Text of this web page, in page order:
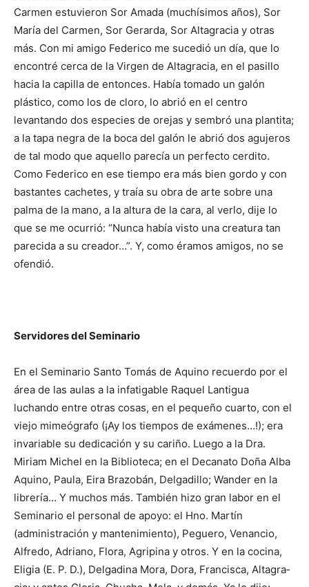
Carmen estuvieron Sor Amada (muchísimos años), Sor
María del Carmen, Sor Gerarda, Sor Altagracia y otras
más. Con mi amigo Federico me sucedió un día, que lo
encontré cerca de la Virgen de Altagracia, en el pasillo
hacia la capilla de entonces. Había tomado un galón
plástico, como los de cloro, lo abrió en el centro
levantando dos especies de orejas y sembró una plantita;
a la tapa negra de la boca del galón le abrió dos agujeros
de tal modo que aquello parecía un perfecto cerdito.
Como Federico en ese tiempo era más bien gordo y con
bastantes cachetes, y traía su obra de arte sobre una
palma de la mano, a la altura de la cara, al verlo, dije lo
que se me ocurrió: “Nunca había visto una creatura tan
parecida a su creador…”. Y, como éramos amigos, no se
ofendió.
Servidores del Seminario
En el Seminario Santo Tomás de Aquino recuerdo por el
área de las aulas a la infatigable Raquel Lantigua
luchando entre otras cosas, en el pequeño cuarto, con el
viejo mimeógrafo (¡Ay los tiempos de exámenes…!); era
invariable su dedicación y su cariño. Luego a la Dra.
Miriam Michel en la Bi­blio­teca; en el Decanato Doña Alba
Aquino, Paula, Eira Brazobán, Delgadillo; Wander en la
librería… Y muchos más. También hizo gran labor en el
Seminario el personal de apoyo: el Hno. Martín
(administra­ción y mantenimiento), Pe­guero, Venancio,
Alfredo, Adriano, Flora, Agripina y otros. Y en la cocina,
Eligia (E. P. D.), Delgadina Mora, Dora, Francisca, Altagra­